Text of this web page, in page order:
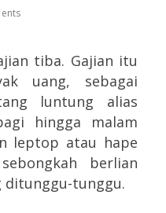
tiba. Gajian itu
uang, sebagai
luntung alias
hingga malam
leptop atau hape
berlian
ditunggu-tunggu.